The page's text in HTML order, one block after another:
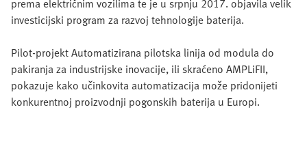
prema električnim vozilima te je u srpnju 2017. objavila velik
investicijski program za razvoj tehnologije baterija.
Pilot-projekt Automatizirana pilotska linija od modula do
pakiranja za industrijske inovacije, ili skraćeno AMPLiFII,
pokazuje kako učinkovita automatizacija može pridonijeti
konkurentnoj proizvodnji pogonskih baterija u Europi.